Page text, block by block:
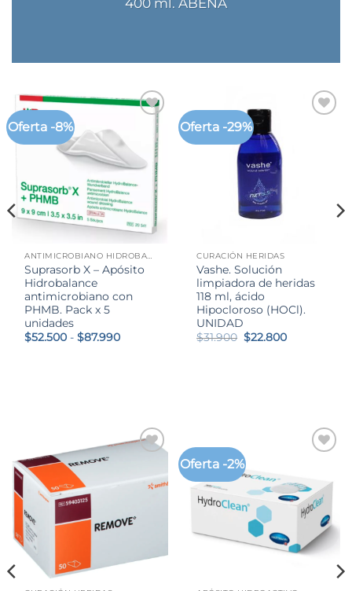
400 ml. ABENA
Oferta -8%
ANTIMICROBIANO HIDROBALANCE CON PHMB
Suprasorb X – Apósito
Hidrobalance
antimicrobiano con
PHMB. Pack x 5
unidades
$52.500 - $87.990Rango
Oferta -29%
CURACIÓN HERIDAS
Vashe. Solución
limpiadora de heridas
118 ml, ácido
Hipocloroso (HOCl).
UNIDAD
$31.900 El
precio
$22.800El
Oferta -2%